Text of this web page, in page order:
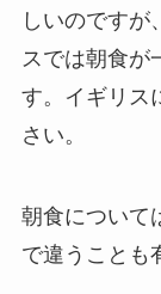
しいのですが
スでは朝食が
す。イギリス
さい。
朝食について
で違うことも